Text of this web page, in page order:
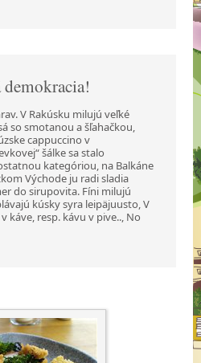
V Rakúsku milujú veľké
so smotanou a šľahačkou,
cappuccino v
šálke sa stalo
kategóriou, na Balkáne
Východe ju radi sladia
do sirupovita. Fíni milujú
kúsky syra leipäjuusto, V
káve, resp. kávu v pive.., No